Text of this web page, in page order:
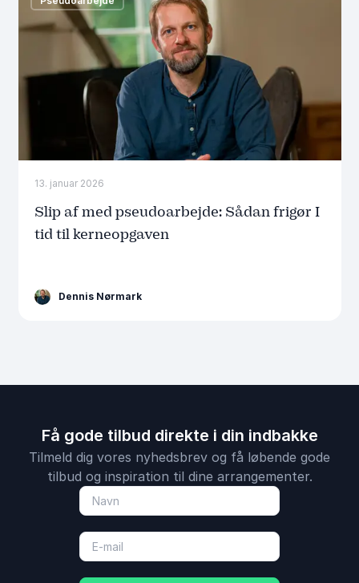
13. januar 2026
Slip af med pseudoarbejde: Sådan frigør I
tid til kerneopgaven
Dennis Nørmark
Få gode tilbud direkte i din indbakke
Tilmeld dig vores nyhedsbrev og få løbende gode
tilbud og inspiration til dine arrangementer.